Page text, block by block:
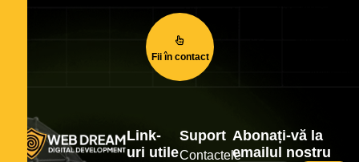
Fii în contact
Link-
uri utile
Suport
Contactele
Abonați-vă la
emailul nostru